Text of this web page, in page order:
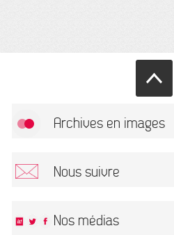
Archives en images
Nous suivre
Nos médias